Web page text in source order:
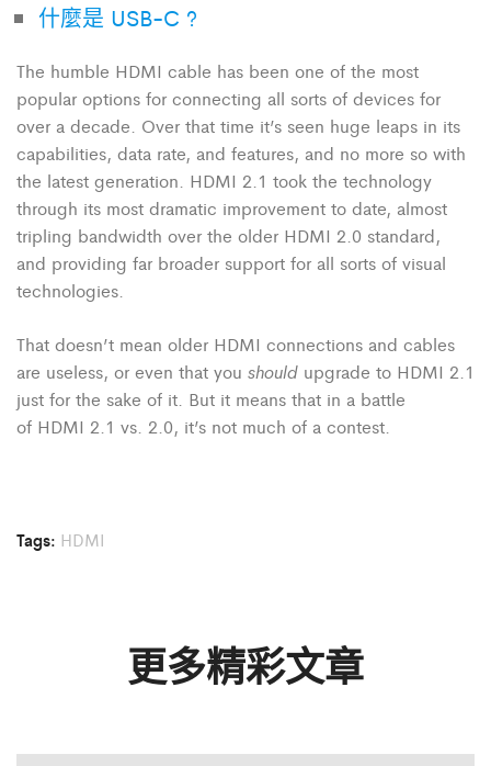
什麼是 USB-C ?
The humble HDMI cable has been one of the most
popular options for connecting all sorts of devices for
over a decade. Over that time it’s seen huge leaps in its
capabilities, data rate, and features, and no more so with
the latest generation. HDMI 2.1 took the technology
through its most dramatic improvement to date, almost
tripling bandwidth over the older HDMI 2.0 standard,
and providing far broader support for all sorts of visual
technologies.
That doesn’t mean older HDMI connections and cables
are useless, or even that you should upgrade to HDMI 2.1
just for the sake of it. But it means that in a battle
of HDMI 2.1 vs. 2.0, it’s not much of a contest.
Tags: HDMI
更多精彩文章